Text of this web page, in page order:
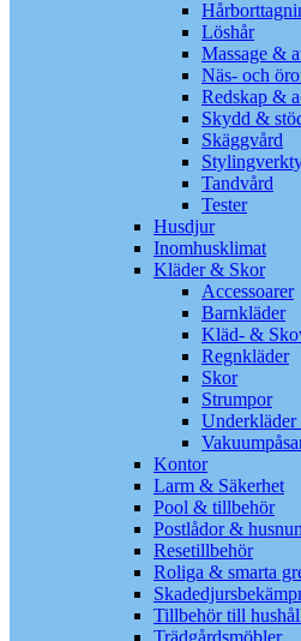
Löshår
Massage &
Näs- och
Redskap &
Skydd &
Skäggvård
Tandvård
Tester
Husdjur
Inomhusklimat
Kläder & Skor
Accessoarer
Barnkläder
Kläd- &
Regnkläder
Skor
Strumpor
Underkläder
Kontor
Larm & Säkerhet
Pool & tillbehör
Postlådor &
Resetillbehör
Roliga & smarta
Tillbehör till
Trädgårdsmöbler